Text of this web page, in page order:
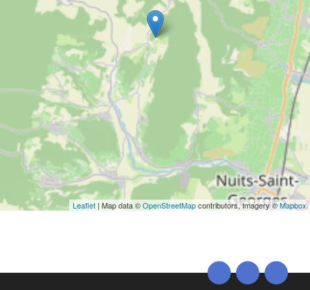
Leaflet | Map data ©OpenStreetMapcontributors, Imagery ©Mapbox